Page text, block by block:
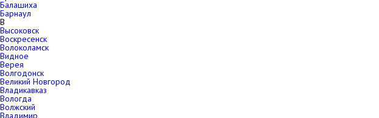
Балашиха
Барнаул
В
Высоковск
Воскресенск
Волоколамск
Видное
Верея
Волгодонск
Великий Новгород
Владикавказ
Вологда
Волжский
Владимир